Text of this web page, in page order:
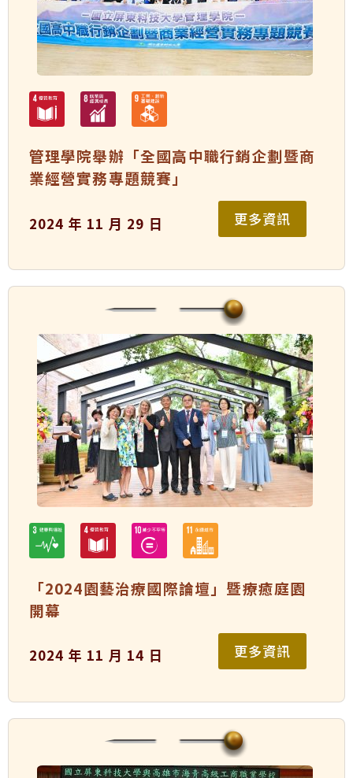
管理學院舉辦「全國高中職行銷企劃暨商
業經營實務專題競賽」
2024 年 11 月 29 日 更多資訊
「2024園藝治療國際論壇」暨療癒庭園
開幕
2024 年 11 月 14 日 更多資訊